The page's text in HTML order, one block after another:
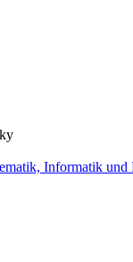
Informatik und